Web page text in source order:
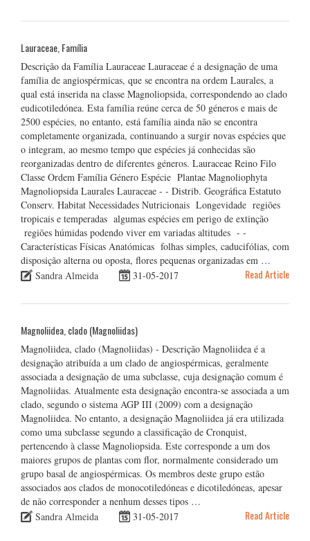
Lauraceae, Família
Descrição da Família Lauraceae Lauraceae é a designação de uma
família de angiospérmicas, que se encontra na ordem Laurales, a
qual está inserida na classe Magnoliopsida, correspondendo ao clado
eudicotiledónea. Esta família reúne cerca de 50 géneros e mais de
2500 espécies, no entanto, está família ainda não se encontra
completamente organizada, continuando a surgir novas espécies que
o integram, ao mesmo tempo que espécies já conhecidas são
reorganizadas dentro de diferentes géneros. Lauraceae Reino Filo
Classe Ordem Família Género Espécie Plantae Magnoliophyta
Magnoliopsida Laurales Lauraceae - - Distrib. Geográfica Estatuto
Conserv. Habitat Necessidades Nutricionais Longevidade regiões
tropicais e temperadas algumas espécies em perigo de extinção
regiões húmidas podendo viver em variadas altitudes - -
Características Físicas Anatómicas folhas simples, caducifólias, com
disposição alterna ou oposta, flores pequenas organizadas em …
Sandra Almeida
31-05-2017 Read Article
Magnoliidea, clado (Magnoliidas)
Magnoliidea, clado (Magnoliidas) - Descrição Magnoliidea é a
designação atribuída a um clado de angiospérmicas, geralmente
associada a designação de uma subclasse, cuja designação comum é
Magnoliidas. Atualmente esta designação encontra-se associada a um
clado, segundo o sistema AGP III (2009) com a designação
Magnoliidea. No entanto, a designação Magnoliidea já era utilizada
como uma subclasse segundo a classificação de Cronquist,
pertencendo à classe Magnoliopsida. Este corresponde a um dos
maiores grupos de plantas com flor, normalmente considerado um
grupo basal de angiospérmicas. Os membros deste grupo estão
associados aos clados de monocotiledóneas e dicotiledóneas, apesar
de não corresponder a nenhum desses tipos …
Sandra Almeida
31-05-2017 Read Article